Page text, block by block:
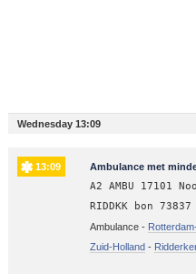
Wednesday 13:09
13:09 Ambulance met
A2 AMBU 17101
RIDDKK bon 73837
Ambulance -
Zuid-Holland-